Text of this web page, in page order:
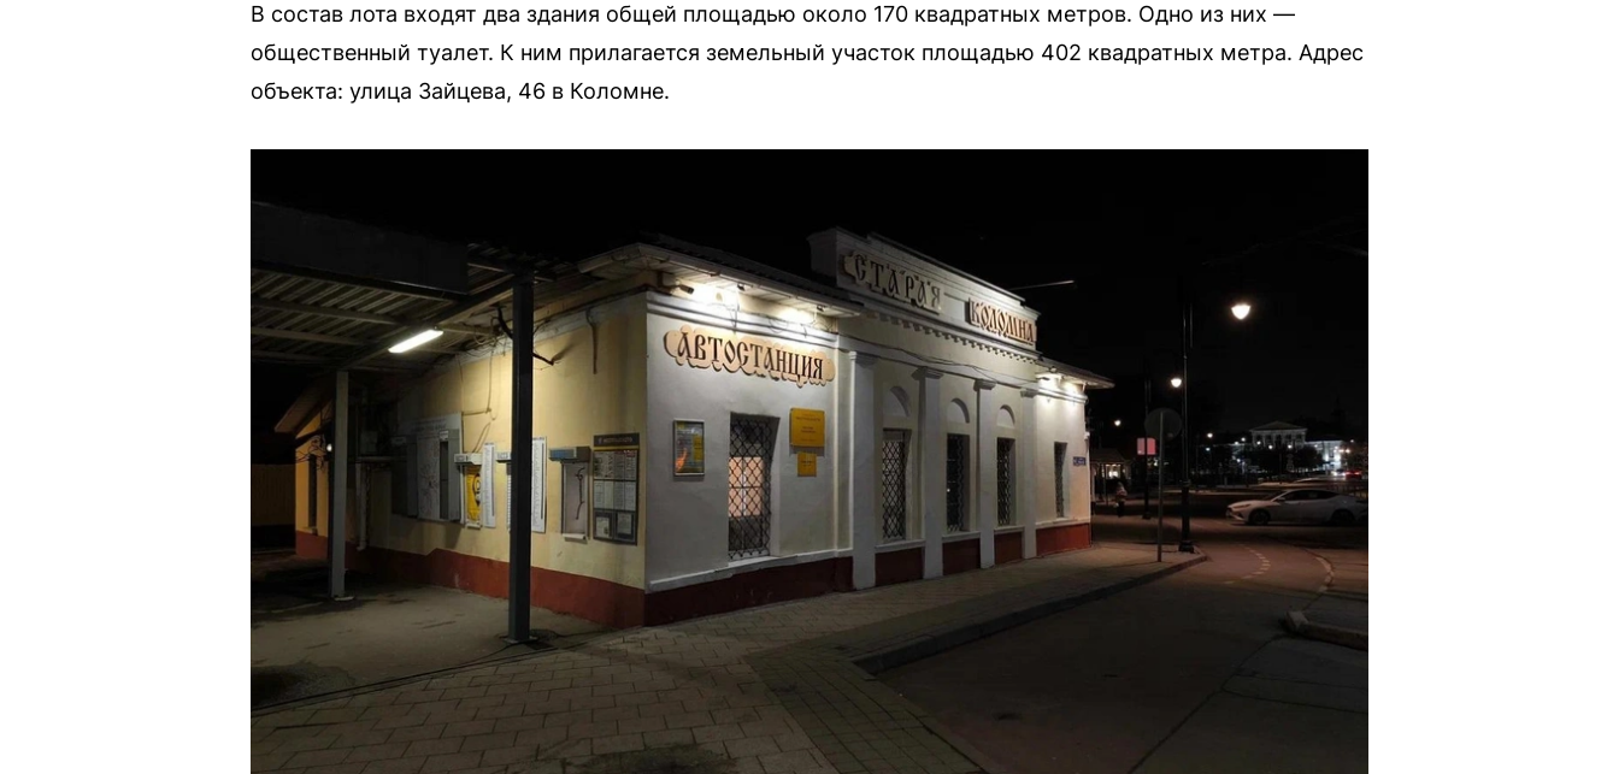
В состав лота входят два здания общей площадью около 170 квадратных метров. Одно из них —
общественный туалет. К ним прилагается земельный участок площадью 402 квадратных метра. Адрес
объекта: улица Зайцева, 46 в Коломне.